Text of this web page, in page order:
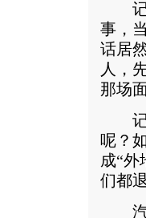
记得
事，
话居
人，
那场
记者
呢？
成“
们都
汽